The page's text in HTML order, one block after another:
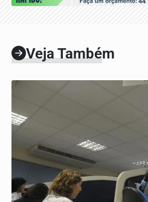
Veja Também